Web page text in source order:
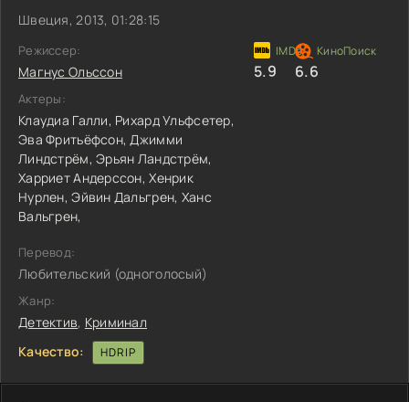
Швеция, 2013, 01:28:15
Режиссер:
Магнус Ольссон
Актеры:
Клаудиа Галли, Рихард Ульфсетер,
Эва Фритьёфсон,Джимми
Линдстрём,Эрьян Ландстрём,
Харриет Андерссон,Хенрик
Нурлен,Эйвин Дальгрен, Ханс
Вальгрен,
5.9 6.6
Перевод:
Любительский (одноголосый)
Жанр:
Детектив, Криминал
Качество:
HDRIP